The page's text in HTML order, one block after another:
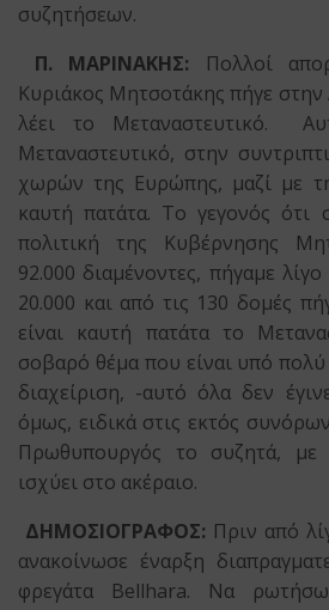
συζητήσεων.
Π. ΜΑΡΙΝΑΚΗΣ:
Πολλοί
Κυριάκος Μητσοτάκης πήγε
λέει το Μεταναστευτικό.
Μεταναστευτικό, στην
χωρών της Ευρώπης, μαζί με
καυτή πατάτα. Το γεγονός ότι
πολιτική της Κυβέρνησης
92.000 διαμένοντες, πήγαμε
20.000 και από τις 130 δομές
είναι καυτή πατάτα το
σοβαρό θέμα που είναι υπό
διαχείριση, -αυτό όλα δεν
όμως, ειδικά στις εκτός
Πρωθυπουργός το συζητά, με
ισχύει στο ακέραιο.
ΔΗΜΟΣΙΟΓΡΑΦΟΣ: Πριν από
ανακοίνωσε έναρξη
φρεγάτα Bellhara. Να